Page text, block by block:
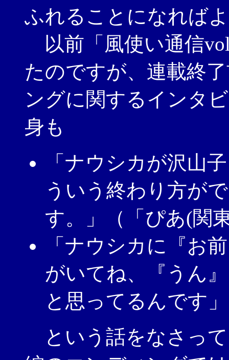
ふれることになれば
以前「風使い通信
たのですが、連載終
ングに関するインタ
身も
「ナウシカが沢山
ういう終わり方が
す。」（「ぴあ(関
「ナウシカに『お
がいてね、『うん
と思ってるんです
という話をなさっ